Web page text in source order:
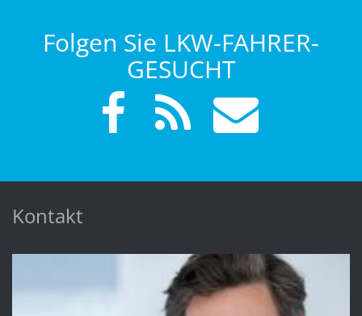
Folgen Sie LKW-FAHRER-
GESUCHT
Kontakt